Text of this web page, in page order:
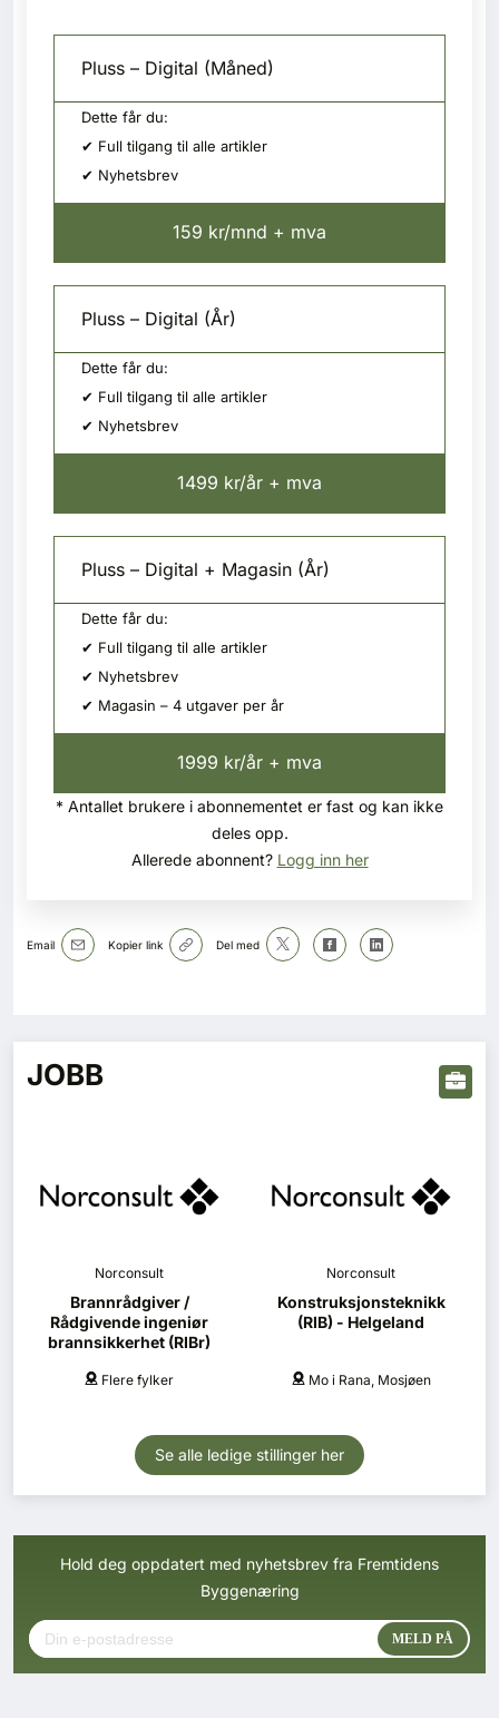
SE BLADARKIV
Pluss – Digital (Måned)
Dette får du:
✔ Full tilgang til alle artikler
✔ Nyhetsbrev
159 kr/mnd + mva
Pluss – Digital (År)
Dette får du:
✔ Full tilgang til alle artikler
✔ Nyhetsbrev
1499 kr/år + mva
Pluss – Digital + Magasin (År)
Dette får du:
✔ Full tilgang til alle artikler
✔ Nyhetsbrev
✔ Magasin – 4 utgaver per år
1999 kr/år + mva
* Antallet brukere i abonnementet er fast og kan ikke
deles opp.
Allerede abonnent? Logg inn her
Email Kopier link Del med
JOBB
Norconsult
Brannrådgiver /
Rådgivende ingeniør
brannsikkerhet (RIBr)
Flere fylker
Norconsult
Konstruksjonsteknikk
(RIB) - Helgeland
Mo i Rana, Mosjøen
Se alle ledige stillinger her
Hold deg oppdatert med nyhetsbrev fra Fremtidens
Byggenæring